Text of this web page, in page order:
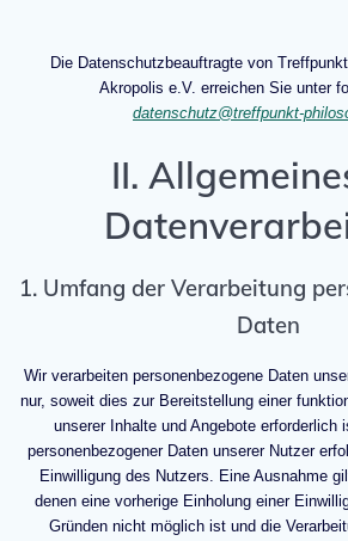
Die Datenschutzbeauftragte von
Akropolis e.V. erreichen Sie unter
datenschutz@treffpunkt-
II.
1. Umfang der Verarbeitung
Daten
Wir verarbeiten personenbezogene Daten
nur, soweit dies zur Bereitstellung einer
unserer Inhalte und Angebote erforderlich
personenbezogener Daten unserer Nutzer
Einwilligung des Nutzers. Eine Ausnahme
denen eine vorherige Einholung einer
Gründen nicht möglich ist und die